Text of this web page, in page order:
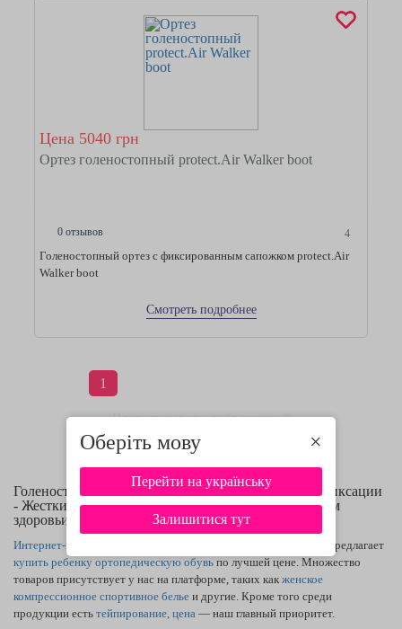
Оберіть мову ×
Перейти на українську
Залишитися тут
Цена 5040 грн
Ортез голеностопный protect.Air Walker boot
0 отзывов 4
Голеностопный ортез с фиксированным сапожком protect.Air
Walker boot
Смотреть подробнее
1
Всего товаров отображено: 8
Голеностопный сустав medi ( Германия): Степень фиксации
- Жесткий сможет положительно сказаться на Вашем
здоровьи
Интернет-магазин ортопедических изделий
shop-medi.com.ua предлагает
купить ребенку ортопедическую обувь по лучшей цене. Множество
товаров присутствует у нас на платформе, таких как женское
компрессионное спортивное белье и другие. Кроме того среди
продукции есть тейпирование, цена — наш главный приоритет.